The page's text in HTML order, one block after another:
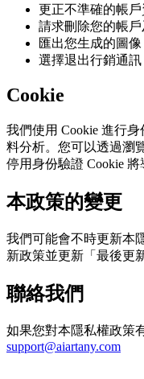
更正不準確的帳
請求刪除您的帳
匯出您生成的圖像
選擇退出行銷通訊
Cookie
我們使用 Cookie 進行
料分析。您可以透過瀏
停用身份驗證 Cookie 將
本政策的變更
我們可能會不時更新本
新政策並更新「最後更
聯絡我們
如果您對本隱私權政策
support@aiartany.com